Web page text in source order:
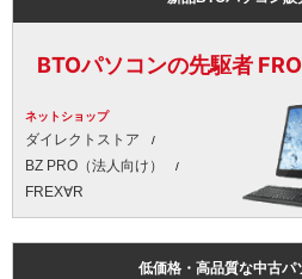
BTOパソコンの先駆者
ネットショップ
ダイレクトストア
BZ PRO（法人向け）
FREX∀R
低価格・高品質な中古パ